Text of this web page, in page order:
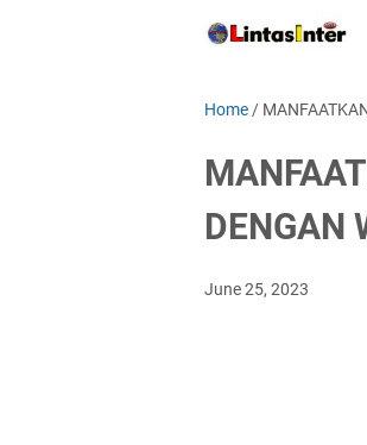
Home /
DENGAN
June 25, 2023